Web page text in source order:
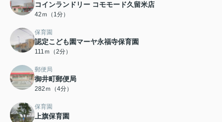
コインランドリー コモモード久留米店
42ｍ（1分）
保育園
認定こども園マーヤ永福寺保育園
111ｍ（2分）
郵便局
御井町郵便局
282ｍ（4分）
保育園
上旗保育園